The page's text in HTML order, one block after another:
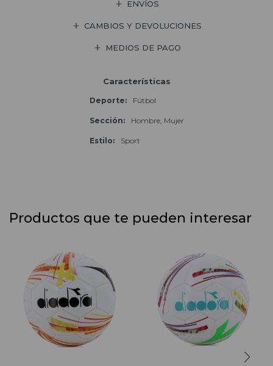
ENVÍOS
CAMBIOS Y DEVOLUCIONES
MEDIOS DE PAGO
Características
Deporte Fútbol
Sección Hombre, Mujer
Estilo Sport
Productos que te pueden interesar